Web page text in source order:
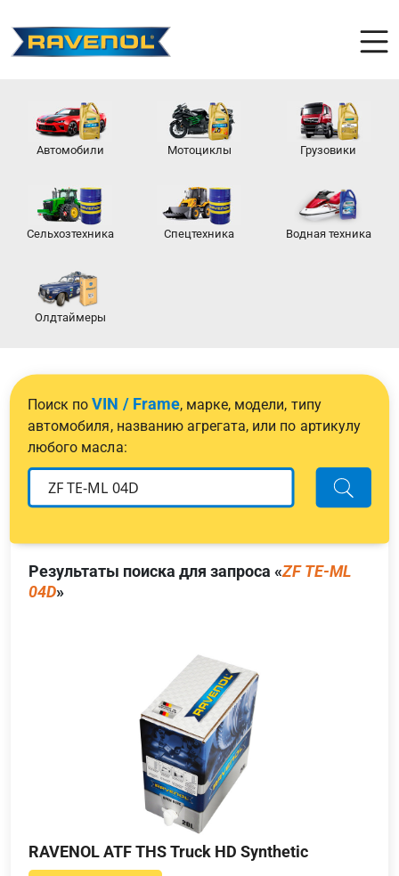
Автомобили Мотоциклы Грузовики
Сельхозтехника Спецтехника Водная техника
Олдтаймеры
Поиск поVIN / Frame, марке, модели, типу
автомобиля, названию агрегата, или по артикулу
любого масла:
Результаты поиска для запроса «ZF TE-ML
04D»
RAVENOL ATF THS Truck HD Synthetic